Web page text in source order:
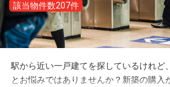
該当物件数207件
駅から近い一戸建てを探しているけれど
とお悩みではありませんか？新築の購入